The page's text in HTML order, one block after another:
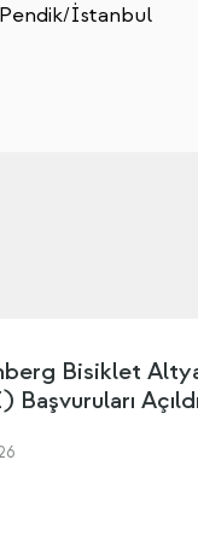
İstanbul
Bisiklet
Açıldı